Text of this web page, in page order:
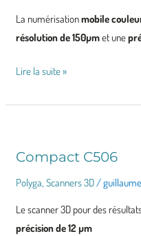
La numérisationmobile
résolution de 150µmet une
Lire la suite »
Compact C506
Polyga,Scanners 3D/guillaume
Le scanner 3D pour des
précision de 12 µm
Compact
C506